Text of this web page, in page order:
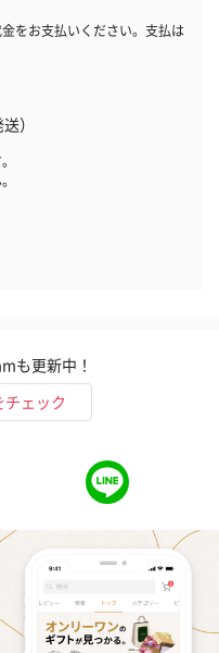
をお支払いください。支払は
）
も更新中！
ェック